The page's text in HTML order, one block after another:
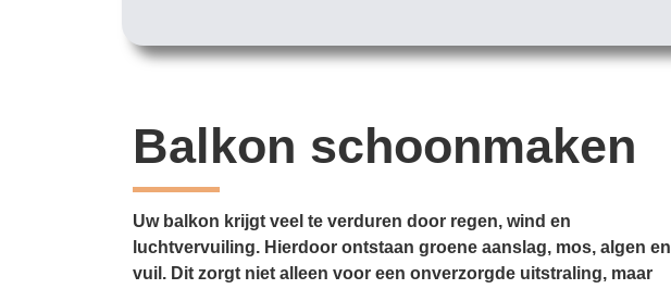
Balkon schoonmaken
Uw balkon krijgt veel te verduren door regen, wind en
luchtvervuiling. Hierdoor ontstaan groene aanslag, mos, algen en
vuil. Dit zorgt niet alleen voor een onverzorgde uitstraling, maar